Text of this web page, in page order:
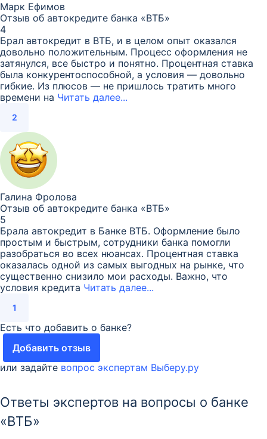
Марк Ефимов
Отзыв об автокредите банка «ВТБ»
4
Брал автокредит в ВТБ, и в целом опыт оказался
довольно положительным. Процесс оформления не
затянулся, все быстро и понятно. Процентная ставка
была конкурентоспособной, а условия — довольно
гибкие. Из плюсов — не пришлось тратить много
времени на Читать далее...
2
Галина Фролова
Отзыв об автокредите банка «ВТБ»
5
Брала автокредит в Банке ВТБ. Оформление было
простым и быстрым, сотрудники банка помогли
разобраться во всех нюансах. Процентная ставка
оказалась одной из самых выгодных на рынке, что
существенно снизило мои расходы. Важно, что
условия кредита Читать далее...
1
Есть что добавить о банке?
Добавить отзыв
или задайте вопрос экспертам Выберу.ру
Ответы экспертов на вопросы о банке
«ВТБ»